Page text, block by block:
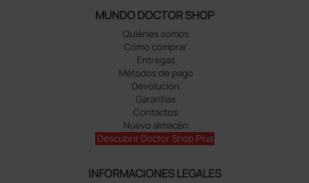
MUNDO DOCTOR SHOP
Quiénes somos
Cómo comprar
Entregas
Métodos de pago
Devolución
Garantías
Contactos
Nuevo almacén
Descubrir Doctor Shop Plus
INFORMACIONES LEGALES